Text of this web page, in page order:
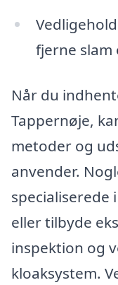
fjerne slam
Når du
Tappernøje,
metoder og
anvender.
specialiserede
eller tilbyde
inspektion og
kloaksystem.